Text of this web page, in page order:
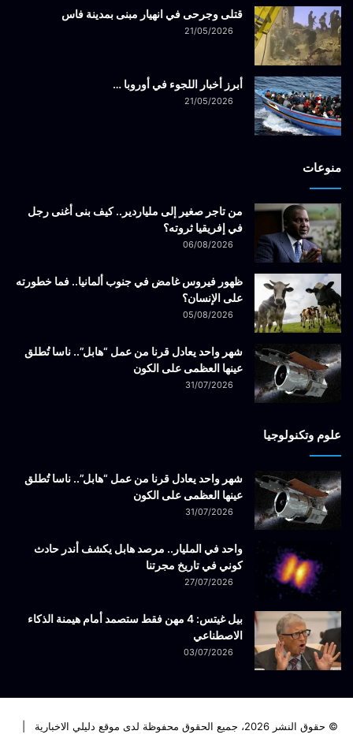
قتلى وجرحى في انهيار مبنى بمدينة فاس
21/05/2026
أبرز أخبار اللجوء في أوروبا …
21/05/2026
منوعات
من تاجر صغير إلى ملياردير.. كيف بنى أغنى رجل
في إفريقيا ثروته؟
06/08/2026
ظهور فيروس غامض في جنوب ألمانيا.. فما خطورته
على الإنسان؟
05/08/2026
شهر واحد يعادل قرنا من عمل “هابل”.. ناسا تُطلق
عينها العظمى على الكون
31/07/2026
علوم وتكنولوجيا
شهر واحد يعادل قرنا من عمل “هابل”.. ناسا تُطلق
عينها العظمى على الكون
31/07/2026
واحد في المليار.. مرصد هابل يكشف أندر حادث
كوني في تاريخ مجرتنا
27/07/2026
بيل غيتس: 4 مهن فقط ستصمد أمام هيمنة الذكاء
الاصطناعي
03/07/2026
© حقوق النشر 2026، جميع الحقوق محفوظة لدى موقع دليلي الاخبارية |